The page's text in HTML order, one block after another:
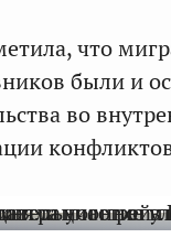
что
были и
во